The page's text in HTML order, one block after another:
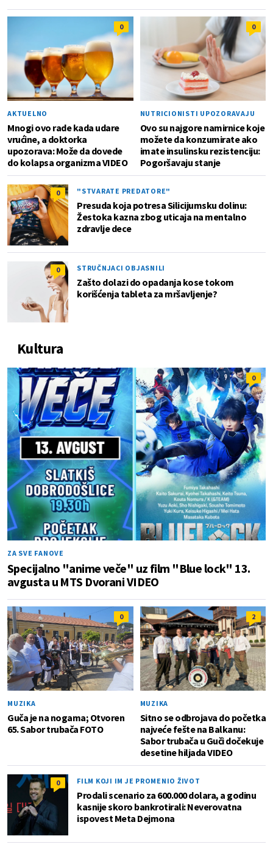
0
AKTUELNO
Mnogi ovo rade kada udare
vrućine, a doktorka
upozorava: Može da dovede
do kolapsa organizma VIDEO
0
NUTRICIONISTI UPOZORAVAJU
Ovo su najgore namirnice koje
možete da konzumirate ako
imate insulinsku rezistenciju:
Pogoršavaju stanje
0 "STVARATE PREDATORE"
Presuda koja potresa Silicijumsku dolinu:
Žestoka kazna zbog uticaja na mentalno
zdravlje dece
0 STRUČNJACI OBJASNILI
Zašto dolazi do opadanja kose tokom
korišćenja tableta za mršavljenje?
Kultura
0
ZA SVE FANOVE
Specijalno "anime veče" uz film "Blue lock" 13.
avgusta u MTS Dvorani VIDEO
0
MUZIKA
Guča je na nogama; Otvoren
65. Sabor trubača FOTO
2
MUZIKA
Sitno se odbrojava do početka
najveće fešte na Balkanu:
Sabor trubača u Guči dočekuje
desetine hiljada VIDEO
0 FILM KOJI IM JE PROMENIO ŽIVOT
Prodali scenario za 600.000 dolara, a godinu
kasnije skoro bankrotirali: Neverovatna
ispovest Meta Dejmona